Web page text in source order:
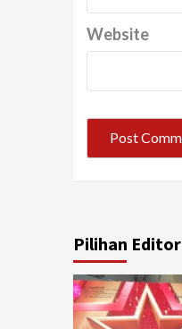
Website
Pilihan Editor